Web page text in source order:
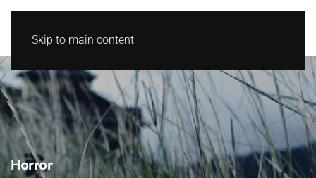
Skip to main content
Horror